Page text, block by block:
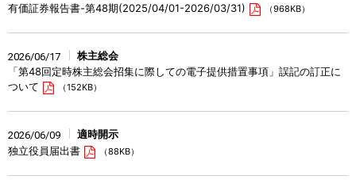
有価証券報告書-第48期(2025/04/01-2026/03/31)
（968KB）
2026/06/17
株主総会
「第48回定時株主総会招集に際しての電子提供措置事項」誤記の訂正に
ついて
（152KB）
2026/06/09
適時開示
独立役員届出書
（88KB）